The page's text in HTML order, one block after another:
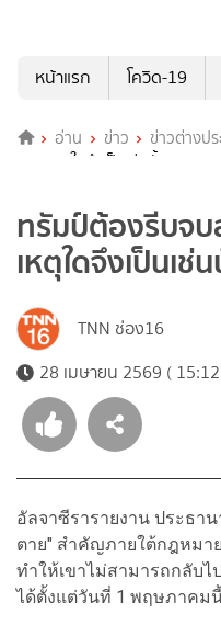
หน้าแรก
โควิด-19
อ่าน ข่าว ข่าวต่างปร
พ.ค. เหตุใดจึงเป็นเช่นนั้น ?
ทรัมป์ต้องรีบจ
เหตุใดจึงเป็นเช่
TNN ช่อง16
28 เมษายน 2569 (
อัลจาซีรารายงาน ประธา
ตาย" สำคัญภายใต้กฎหมา
ทำให้เขาไม่สามารถกลับ
ได้ตั้งแต่วันที่ 1 พฤษภาคม